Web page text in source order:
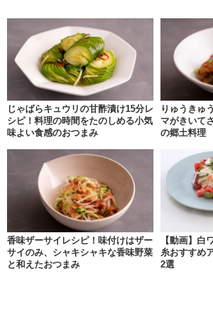
じゃばらキュウリの甘酢漬け15分レ
シピ！料理の時間をたのしめる小気
味よい食感のおつまみ
りゅうきゅ
マがきいて
の郷土料理
香味ザーサイレシピ！味付けはザー
サイのみ、シャキシャキな香味野菜
と和えたおつまみ
【動画】白
糸おすすめ
2選